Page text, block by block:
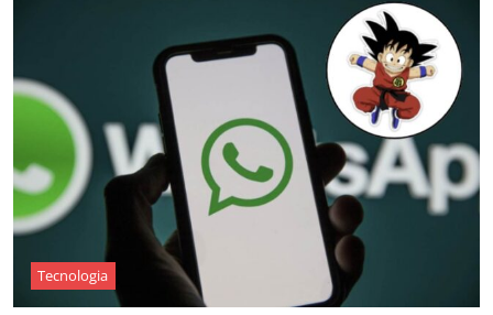
Tecnologia